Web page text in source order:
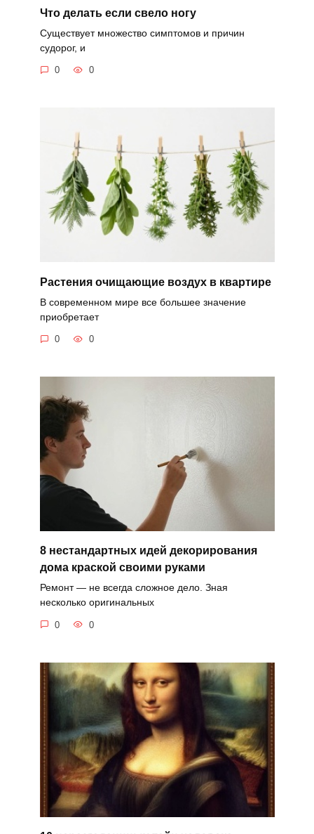
Что делать если свело ногу
Существует множество симптомов и причин
судорог, и
0 0
Растения очищающие воздух в квартире
В современном мире все большее значение
приобретает
0 0
8 нестандартных идей декорирования
дома краской своими руками
Ремонт — не всегда сложное дело. Зная
несколько оригинальных
0 0